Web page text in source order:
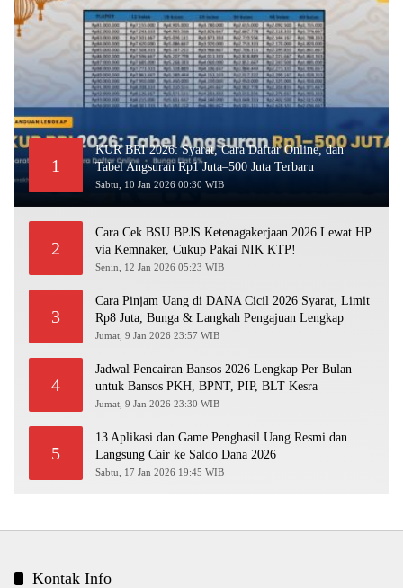
1
KUR BRI 2026: Syarat, Cara Daftar Online, dan
Tabel Angsuran Rp1 Juta–500 Juta Terbaru
Sabtu, 10 Jan 2026 00:30 WIB
2
Cara Cek BSU BPJS Ketenagakerjaan 2026 Lewat HP
via Kemnaker, Cukup Pakai NIK KTP!
Senin, 12 Jan 2026 05:23 WIB
3
Cara Pinjam Uang di DANA Cicil 2026 Syarat, Limit
Rp8 Juta, Bunga & Langkah Pengajuan Lengkap
Jumat, 9 Jan 2026 23:57 WIB
4
Jadwal Pencairan Bansos 2026 Lengkap Per Bulan
untuk Bansos PKH, BPNT, PIP, BLT Kesra
Jumat, 9 Jan 2026 23:30 WIB
5
13 Aplikasi dan Game Penghasil Uang Resmi dan
Langsung Cair ke Saldo Dana 2026
Sabtu, 17 Jan 2026 19:45 WIB
Kontak Info